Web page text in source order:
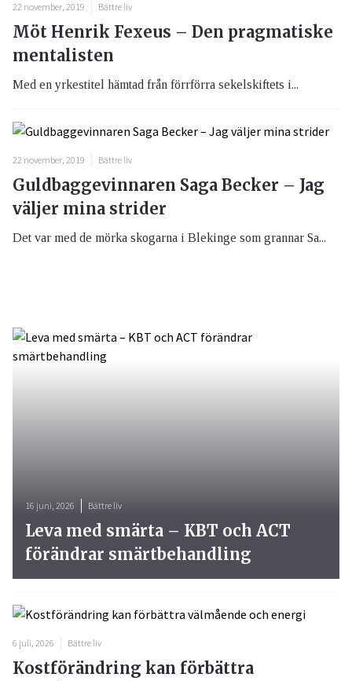
22 november, 2019 Bättre liv
Möt Henrik Fexeus – Den pragmatiske
mentalisten
Med en yrkestitel hämtad från förrförra sekelskiftets i...
22 november, 2019 Bättre liv
Guldbaggevinnaren Saga Becker – Jag
väljer mina strider
Det var med de mörka skogarna i Blekinge som grannar Sa...
6 juli, 2026 Bättre liv
Kostförändring kan förbättra
16 juni, 2026 Bättre liv
Leva med smärta – KBT och ACT
förändrar smärtbehandling